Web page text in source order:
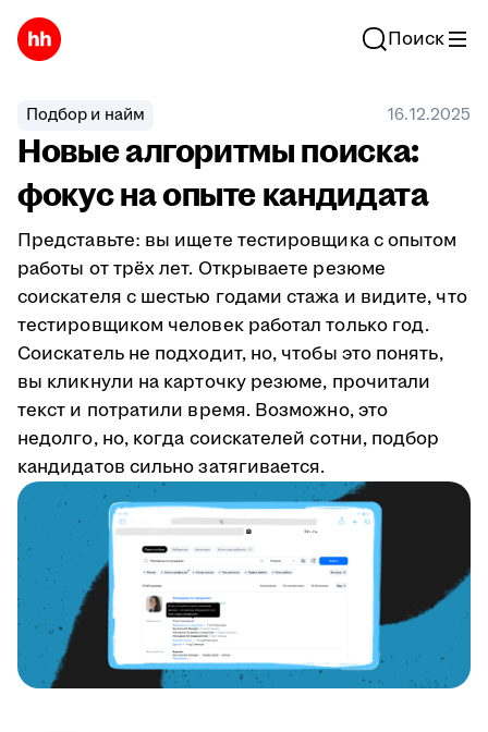
Поиск
Подбор и найм 16.12.2025
Новые алгоритмы поиска:
фокус на опыте кандидата
Представьте: вы ищете тестировщика с опытом
работы от трёх лет. Открываете резюме
соискателя с шестью годами стажа и видите, что
тестировщиком человек работал только год.
Соискатель не подходит, но, чтобы это понять,
вы кликнули на карточку резюме, прочитали
текст и потратили время. Возможно, это
недолго, но, когда соискателей сотни, подбор
кандидатов сильно затягивается.